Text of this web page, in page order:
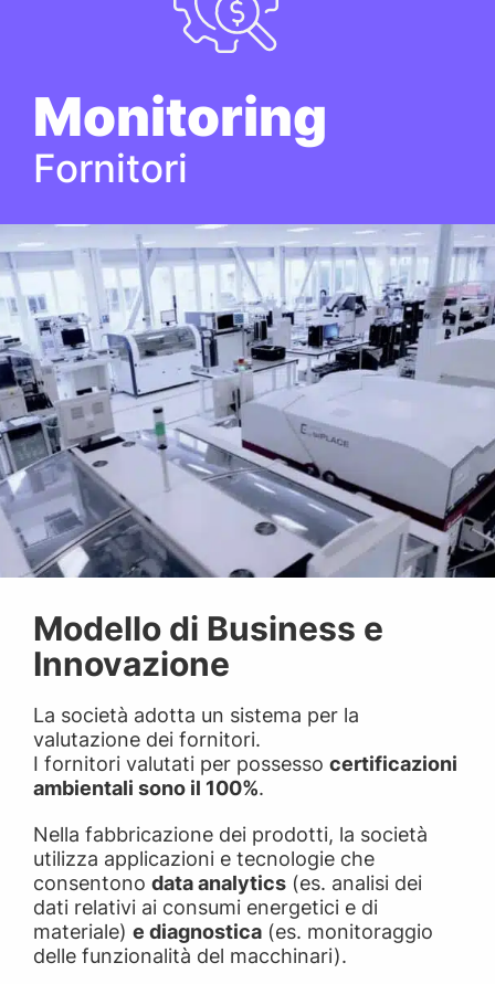
Monitoring
Fornitori
Modello di Business e
Innovazione
La società adotta un sistema per la
valutazione dei fornitori.
I fornitori valutati per possesso certificazioni
ambientali sono il 100%.
Nella fabbricazione dei prodotti, la società
utilizza applicazioni e tecnologie che
consentono data analytics (es. analisi dei
dati relativi ai consumi energetici e di
materiale) e diagnostica (es. monitoraggio
delle funzionalità del macchinari).